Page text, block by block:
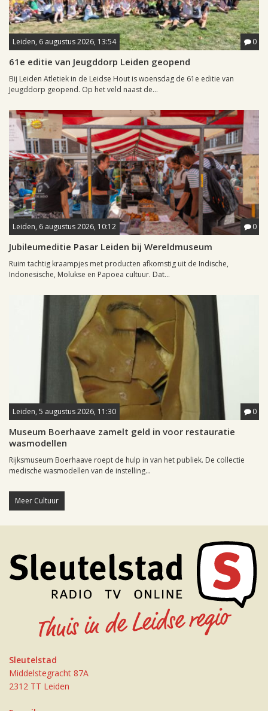
Leiden, 6 augustus 2026, 13:54 0
61e editie van Jeugddorp Leiden geopend
Bij Leiden Atletiek in de Leidse Hout is woensdag de 61e editie van
Jeugddorp geopend. Op het veld naast de...
Leiden, 6 augustus 2026, 10:12 0
Jubileumeditie Pasar Leiden bij Wereldmuseum
Ruim tachtig kraampjes met producten afkomstig uit de Indische,
Indonesische, Molukse en Papoea cultuur. Dat...
Leiden, 5 augustus 2026, 11:30 0
Museum Boerhaave zamelt geld in voor restauratie
wasmodellen
Rijksmuseum Boerhaave roept de hulp in van het publiek. De collectie
medische wasmodellen van de instelling...
Meer Cultuur
Sleutelstad
Middelstegracht 87A
2312 TT Leiden